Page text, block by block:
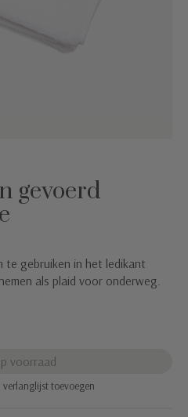
gevoerd
te gebruiken in het ledikant
als plaid voor onderweg.
voorraad
verlanglijst toevoegen